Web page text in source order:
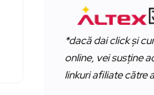
*dacă dai click și
online, vei susține
linkuri afiliate către